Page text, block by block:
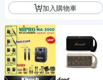
加入購物車